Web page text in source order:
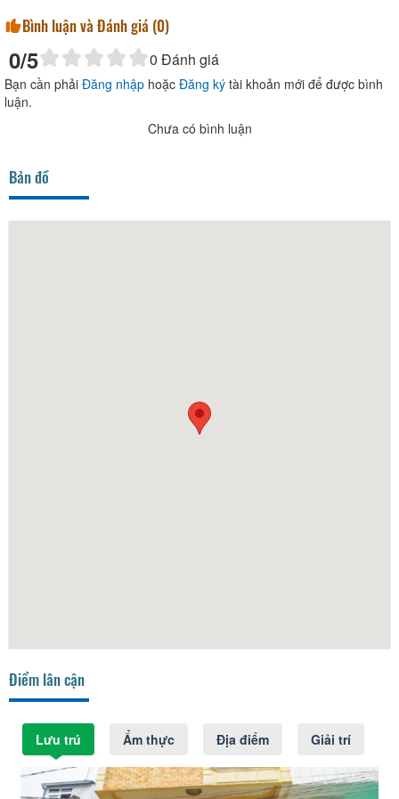
Bình luận và Đánh giá (0)
0/5 0 Đánh giá
Bạn cần phải Đăng nhập hoặc Đăng ký tài khoản mới để được bình
luận.
Chưa có bình luận
Bản đồ
Điểm lân cận
Lưu trú Ẩm thực Địa điểm Giải trí